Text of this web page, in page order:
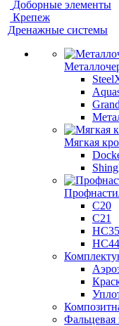
Доборные элементы
Крепеж
Дренажные системы
Мягкая
C20
C21
НС35
НС44
Фальцевая